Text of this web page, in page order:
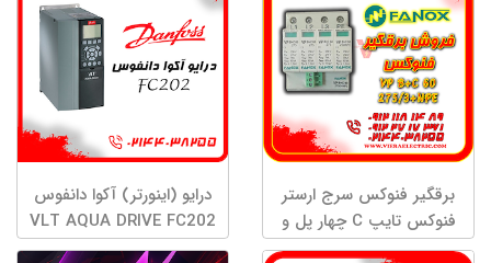
برقگیر فنوکس سرج ارستر
فنوکس تایپ C چهار پل و
تایپ B+C چهارپل
درایو (اینورتر) آکوا دانفوس
VLT AQUA DRIVE FC202